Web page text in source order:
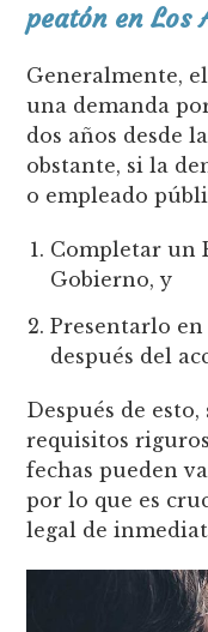
peatón en Los
Generalmente,
una demanda
dos años desde
obstante, si la
o empleado
Completar un
Gobierno, y
Presentarlo en
después del
Después de
requisitos
fechas pueden
por lo que es
legal de